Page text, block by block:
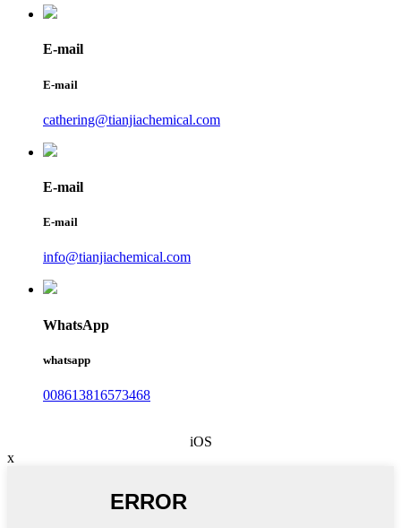
E-mail
E-mail
cathering@tianjiachemical.com
E-mail
E-mail
info@tianjiachemical.com
WhatsApp
whatsapp
008613816573468
iOS
x